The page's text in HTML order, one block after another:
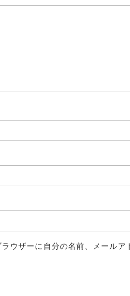
ウザーに自分の名前、メールア